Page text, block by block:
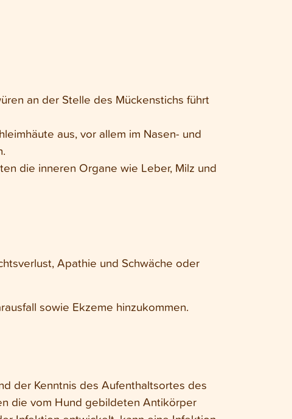
an der Stelle des Mückenstichs führt
aus, vor allem im Nasen- und
die inneren Organe wie Leber, Milz und
Apathie und Schwäche oder
sowie Ekzeme hinzukommen.
der Kenntnis des Aufenthaltsortes des
die vom Hund gebildeten Antikörper